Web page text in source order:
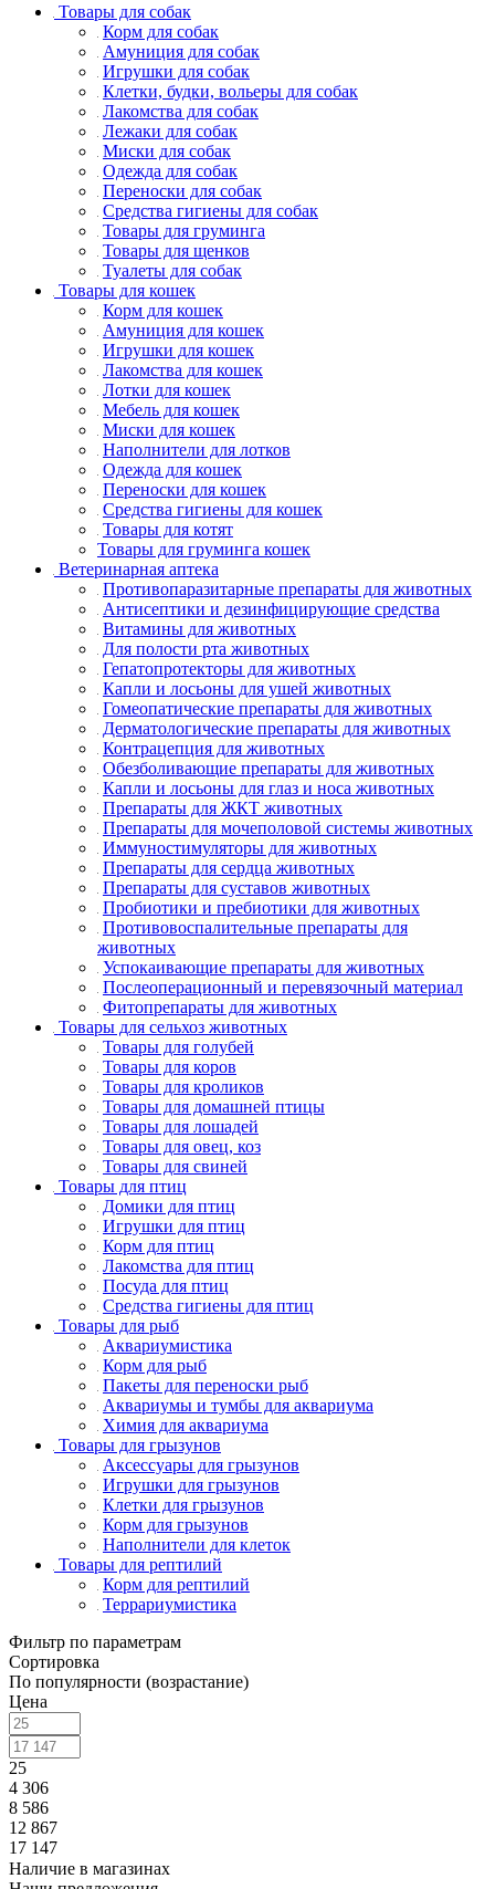
Товары для собак
Корм для собак
Амуниция для собак
Игрушки для собак
Клетки, будки, вольеры для собак
Лакомства для собак
Лежаки для собак
Миски для собак
Одежда для собак
Переноски для собак
Средства гигиены для собак
Товары для груминга
Товары для щенков
Туалеты для собак
Товары для кошек
Корм для кошек
Амуниция для кошек
Игрушки для кошек
Лакомства для кошек
Лотки для кошек
Мебель для кошек
Миски для кошек
Наполнители для лотков
Одежда для кошек
Переноски для кошек
Средства гигиены для кошек
Товары для котят
Товары для груминга кошек
Ветеринарная аптека
Противопаразитарные препараты для животных
Антисептики и дезинфицирующие средства
Витамины для животных
Для полости рта животных
Гепатопротекторы для животных
Капли и лосьоны для ушей животных
Гомеопатические препараты для животных
Дерматологические препараты для животных
Контрацепция для животных
Обезболивающие препараты для животных
Капли и лосьоны для глаз и носа животных
Препараты для ЖКТ животных
Препараты для мочеполовой системы животных
Иммуностимуляторы для животных
Препараты для сердца животных
Препараты для суставов животных
Пробиотики и пребиотики для животных
Противовоспалительные препараты для
животных
Успокаивающие препараты для животных
Послеоперационный и перевязочный материал
Фитопрепараты для животных
Товары для сельхоз животных
Товары для голубей
Товары для коров
Товары для кроликов
Товары для домашней птицы
Товары для лошадей
Товары для овец, коз
Товары для свиней
Товары для птиц
Домики для птиц
Игрушки для птиц
Корм для птиц
Лакомства для птиц
Посуда для птиц
Средства гигиены для птиц
Товары для рыб
Аквариумистика
Корм для рыб
Пакеты для переноски рыб
Аквариумы и тумбы для аквариума
Химия для аквариума
Товары для грызунов
Аксессуары для грызунов
Игрушки для грызунов
Клетки для грызунов
Корм для грызунов
Наполнители для клеток
Товары для рептилий
Корм для рептилий
Террариумистика
Фильтр по параметрам
Сортировка
По популярности (возрастание)
Цена
25
4 306
8 586
12 867
17 147
Наличие в магазинах